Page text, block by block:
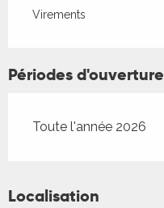
Virements
Périodes d'ouverture
Toute l'année 2026
Localisation